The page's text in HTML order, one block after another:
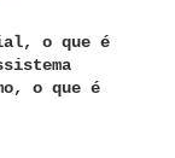
o que é
o que é